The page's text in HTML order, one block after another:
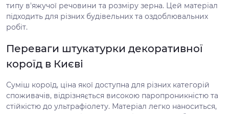
типу в'яжучої речовини та розміру зерна. Цей матеріал
підходить для різних будівельних та оздоблювальних
робіт.
Переваги штукатурки декоративної
короїд в Києві
Суміш короїд, ціна якої доступна для різних категорій
споживачів, відрізняється високою паропроникністю та
стійкістю до ультрафіолету. Матеріал легко наноситься,